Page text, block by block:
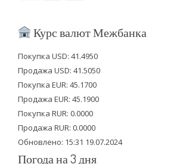
i
t
e
r
c
b
o
o
k
u
u
b
e
Курс валют Межбанка
Покупка USD: 41.4950
Продажа USD: 41.5050
Покупка EUR: 45.1700
Продажа EUR: 45.1900
Покупка RUR: 0.0000
Продажа RUR: 0.0000
Обновлено: 15:31 19.07.2024
Погода на 3 дня